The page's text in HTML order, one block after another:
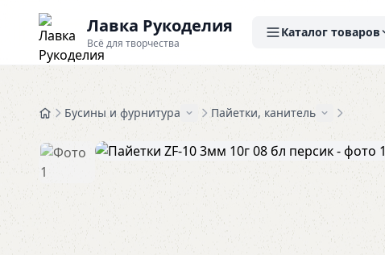
Лавка Рукоделия
Всё для творчества
Каталог товаров
Бусины и фурнитура Пайетки, канитель